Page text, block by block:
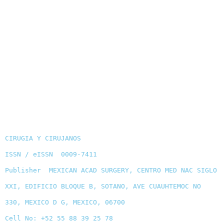
CIRUGIA Y CIRUJANOS
ISSN / eISSN 0009-7411
Publisher MEXICAN ACAD SURGERY, CENTRO MED NAC SIGLO
XXI, EDIFICIO BLOQUE B, SOTANO, AVE CUAUHTEMOC NO
330, MEXICO D G, MEXICO, 06700
Cell No: +52 55 88 39 25 78